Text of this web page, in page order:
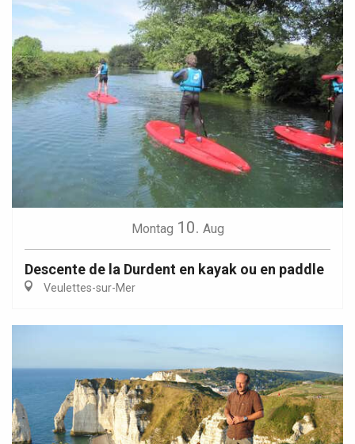
Montag 10. Aug
Descente de la Durdent en kayak ou en paddle
Veulettes-sur-Mer